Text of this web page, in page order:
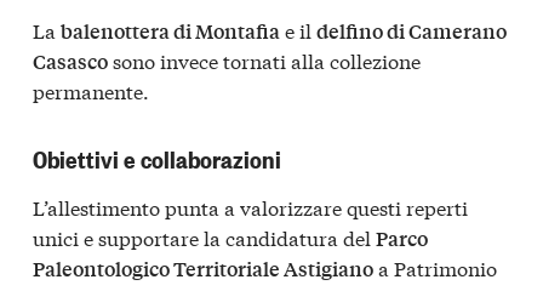
La balenottera di Montafiae il delfino di Camerano
Casascosono invece tornati alla collezione
permanente.
Obiettivi e collaborazioni
L’allestimento punta a valorizzare questi reperti
unici e supportare la candidatura del Parco
Paleontologico Territoriale Astigianoa Patrimonio